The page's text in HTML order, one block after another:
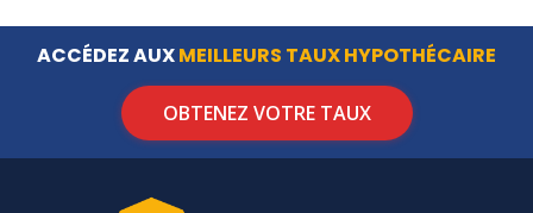
ACCÉDEZ AUXMEILLEURS TAUX HYPOTHÉCAIRE
OBTENEZ VOTRE TAUX